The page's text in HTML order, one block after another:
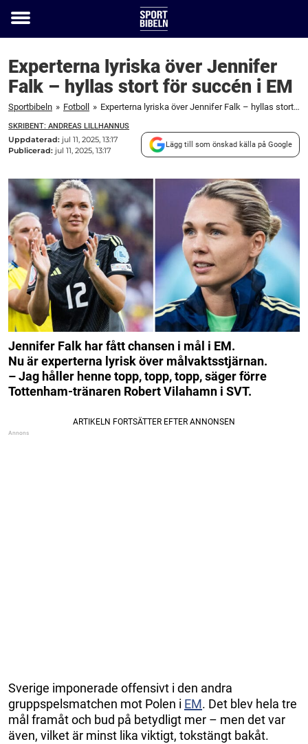
Toggle
Experterna lyriska över Jennifer
Falk – hyllas stort för succén i EM
Sportbibeln » Fotboll » Experterna lyriska över Jennifer Falk – hyllas stort för succén i EM
SKRIBENT: ANDREAS LILLHANNUS
Uppdaterad: jul 11, 2025, 13:17
Publicerad: jul 11, 2025, 13:17
Lägg till som önskad källa på Google
Jennifer Falk har fått chansen i mål i EM.
Nu är experterna lyrisk över målvaktsstjärnan.
– Jag håller henne topp, topp, topp, säger förre
Tottenham-tränaren Robert Vilahamn i SVT.
Sverige imponerade offensivt i den andra
gruppspelsmatchen mot Polen i EM. Det blev hela tre
mål framåt och bud på betydligt mer – men det var
även, vilket är minst lika viktigt, tokstängt bakåt.